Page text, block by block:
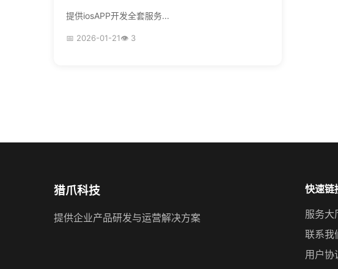
提供iosAPP开发全套服务...
📅 2026-01-21👁 3
猎爪科技
提供企业产品研发与运营解决方案
快速链
服务大
联系我
用户协